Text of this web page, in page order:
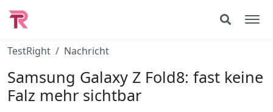
TestRight Nachricht
Samsung Galaxy Z Fold8: fast keine
Falz mehr sichtbar